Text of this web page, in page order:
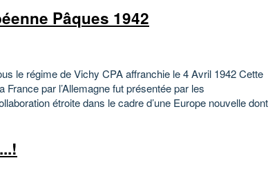
Pâques 1942
le régime de Vichy CPA affranchie le 4 Avril 1942 Cette
par l’Allemagne fut présentée par les
étroite dans le cadre d’une Europe nouvelle dont